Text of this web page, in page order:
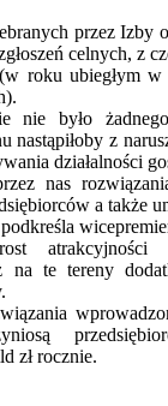
przez Izby
celnych, z
roku ubiegłym w
nie było
nastąpiłoby z
działalności
nas
a także
atrakcyjności
na te tereny
zł rocznie.